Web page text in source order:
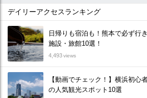
デイリーアクセスランキング
日帰りも宿泊も！熊本で必ず行
施設・旅館10選！
4,493views
【動画でチェック！】横浜初心
の人気観光スポット10選